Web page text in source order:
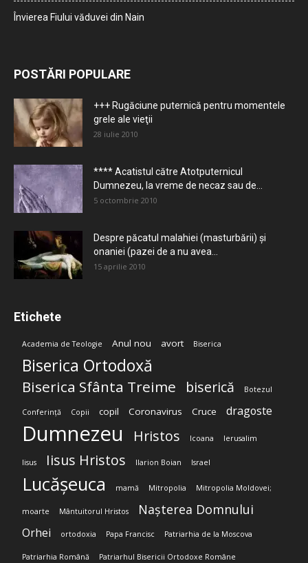
Învierea Fiului văduvei din Nain
POSTĂRI POPULARE
+++ Rugăciune puternică pentru momentele
grele ale vieţii
28 iulie 2010
**** Acatistul către Atotputernicul
Dumnezeu, la vreme de necaz sau de...
5 octombrie 2010
Despre păcatul malahiei (masturbării) şi
onaniei (pazei de a nu avea...
15 aprilie 2010
Etichete
Academia de Teologie Anul nou avort Biserica
Biserica Ortodoxă
Biserica Sfânta Treime biserică Botezul
Conferință Copii copil Coronavirus Cruce dragoste
Dumnezeu Hristos Icoana Ierusalim
Iisus Iisus Hristos Ilarion Boian Israel
Lucășeuca mamă Mitropolia Mitropolia Moldovei;
moarte Mântuitorul Hristos Nașterea Domnului
Orhei ortodoxia Papa Francisc Patriarhia de la Moscova
Patriarhia Română Patriarhul Bisericii Ortodoxe Române